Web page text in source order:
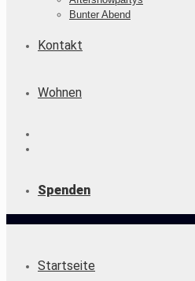
Bunter Abend
Kontakt
Wohnen
Spenden
Startseite